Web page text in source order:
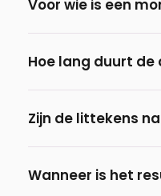
Voor wie is een
bij wie er ongewild
Hoe lang duurt de
Zijn de littekens
Wanneer is het